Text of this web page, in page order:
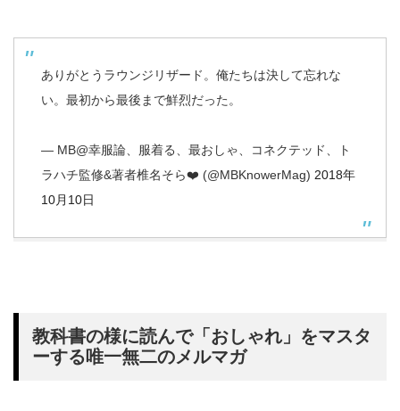
ありがとうラウンジリザード。俺たちは決して忘れな
い。最初から最後まで鮮烈だった。
— MB@幸服論、服着る、最おしゃ、コネクテッド、ト
ラハチ監修&著者椎名そら❤️ (@MBKnowerMag) 2018年
10月10日
教科書の様に読んで「おしゃれ」をマスタ
ーする唯一無二のメルマガ